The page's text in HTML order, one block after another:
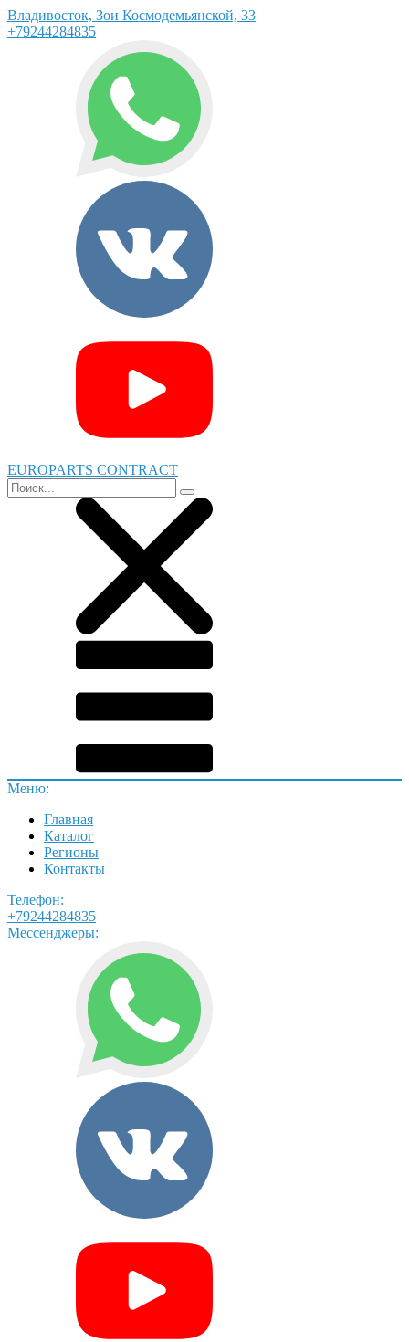
Владивосток, Зои Космодемьянской, 33
+79244284835
EUROPARTS CONTRACT
Меню:
Главная
Каталог
Регионы
Контакты
Телефон:
+79244284835
Мессенджеры: